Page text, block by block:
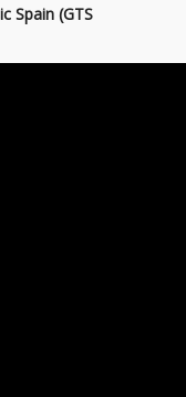
Spain (GTS